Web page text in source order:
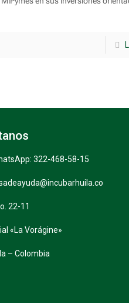
322-468-58-15
22-11
«La Vorágine»
– Colombia